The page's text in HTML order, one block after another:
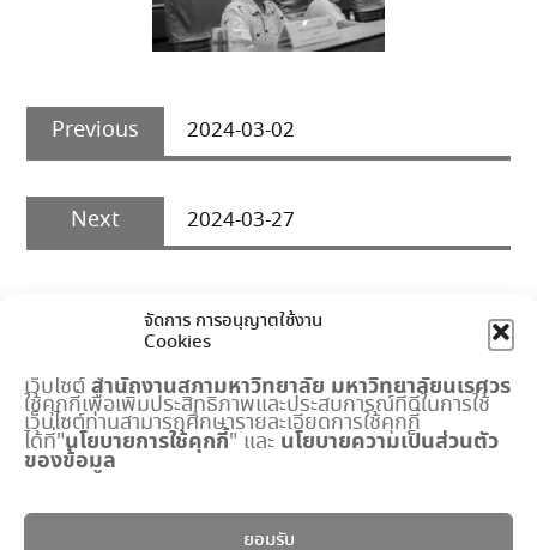
จัดการ การอนุญาตใช้งาน
Cookies
เว็บไซต์สำนักงานสภามหาวิทยาลัย มหาวิทยาลัยนเรศวร
ใช้คุกกี้เพื่อเพิ่มประสิทธิภาพและประสบการณ์ที่ดีในการใช้
เว็บไซต์ท่านสามารถศึกษารายละเอียดการใช้คุกกี้
ได้ที่"นโยบายการใช้คุกกี้" และ นโยบายความเป็นส่วนตัว
ของข้อมูล
ยอมรับ
Post
navigation
Previous
Previous
post:
2024-03-02
Next
Next
post:
2024-03-27
เมนูด่วน
กำหนดการประชุมสภามหาวิทยาลัย
พระราชบัญญัติ มหาวิทยาลัยนเรศวร